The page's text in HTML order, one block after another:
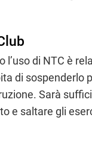
l’uso di NTC è
di sospenderlo
Sarà
e saltare gli